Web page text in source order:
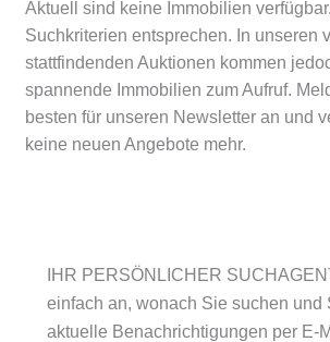
Aktuell sind keine Immobilien
Suchkriterien entsprechen. In unseren
stattfindenden Auktionen kommen
spannende Immobilien zum Aufruf.
besten für unseren Newsletter an und
keine neuen Angebote mehr.
IHR PERSÖNLICHER
einfach an, wonach Sie suchen und
aktuelle Benachrichtigungen per E-